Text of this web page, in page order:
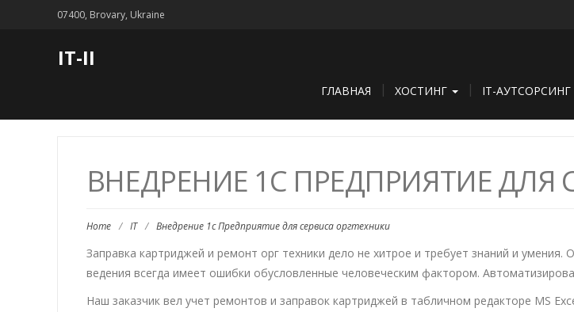
07400, Brovary, Ukraine
IT-II
ГЛАВНАЯ ХОСТИНГ IT-АУТСОРСИНГ
ВНЕДРЕНИЕ 1С ПРЕДПРИЯТИЕ ДЛЯ
Home / IT / Внедрение 1с Предприятие для сервиса оргтехники
Заправка картриджей и ремонт орг техники дело не хитрое и требует знаний и
ведения всегда имеет ошибки обусловленные человеческим фактором.
Наш заказчик вел учет ремонтов и заправок картриджей в табличном редакторе MS